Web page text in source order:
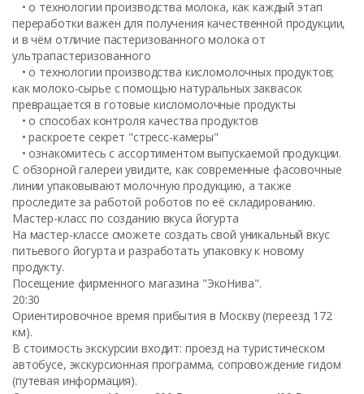
• о технологии производства молока, как каждый этап
переработки важен для получения качественной продукции,
и в чём отличие пастеризованного молока от
ультрапастеризованного
• о технологии производства кисломолочных продуктов;
как молоко-сырье с помощью натуральных заквасок
превращается в готовые кисломолочные продукты
• о способах контроля качества продуктов
• раскроете секрет "стресс-камеры"
• ознакомитесь с ассортиментом выпускаемой продукции.
С обзорной галереи увидите, как современные фасовочные
линии упаковывают молочную продукцию, а также
проследите за работой роботов по её складированию.
Мастер-класс по созданию вкуса йогурта
На мастер-классе сможете создать свой уникальный вкус
питьевого йогурта и разработать упаковку к новому
продукту.
Посещение фирменного магазина "ЭкоНива".
20:30
Ориентировочное время прибытия в Москву (переезд 172
км).
В стоимость экскурсии входит: проезд на туристическом
автобусе, экскурсионная программа, сопровождение гидом
(путевая информация).